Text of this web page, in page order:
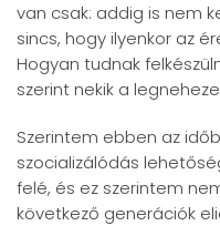
van csak: addig is nem
sincs, hogy ilyenkor az
Hogyan tudnak
szerint nekik a
Szerintem ebben az
szocializálódás
felé, és ez szerintem
következő generációk